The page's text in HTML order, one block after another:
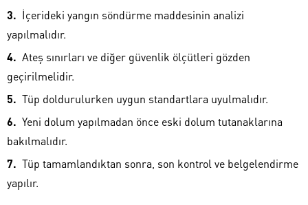
İçerideki yangın söndürme maddesinin analizi
yapılmalıdır.
Ateş sınırları ve diğer güvenlik ölçütleri gözden
geçirilmelidir.
Tüp doldurulurken uygun standartlara uyulmalıdır.
Yeni dolum yapılmadan önce eski dolum tutanaklarına
bakılmalıdır.
Tüp tamamlandıktan sonra, son kontrol ve belgelendirme
yapılır.